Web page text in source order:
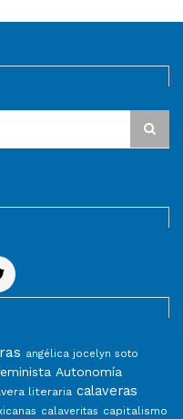
angélica jocelyn soto
Autonomía
literaria calaveras
calaveritas capitalismo